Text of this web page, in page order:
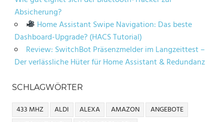
Absicherung?
Home Assistant Swipe Navigation: Das beste
Dashboard-Upgrade? (HACS Tutorial)
Review: SwitchBot Präsenzmelder im Langzeittest –
Der verlässliche Hüter für Home Assistant & Redundanz
SCHLAGWÖRTER
433 MHZ ALDI ALEXA AMAZON
ANGEBOTE